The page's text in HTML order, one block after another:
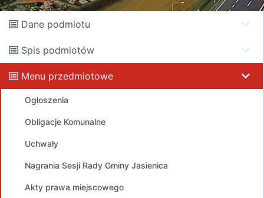
Dane podmiotu
Spis podmiotów
Menu przedmiotowe
Ogłoszenia
Obligacje Komunalne
Uchwały
Nagrania Sesji Rady Gminy Jasienica
Akty prawa miejscowego